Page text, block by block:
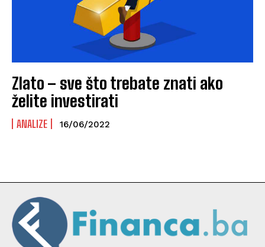
Zlato – sve što trebate znati ako
želite investirati
ANALIZE 16/06/2022